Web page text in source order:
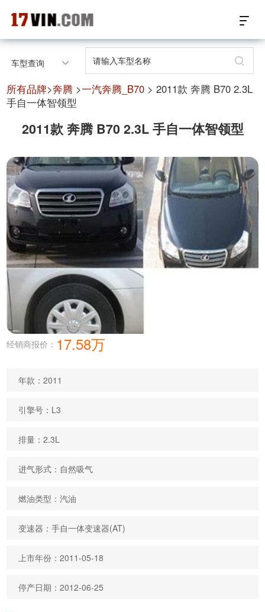
17VIN车架号查询首页
汽配数据开放接口
汽配产品电子目录
微信群智能客服
个性化私人定制
关于我们
车型查询
所有品牌>奔腾 >一汽奔腾_B70 > 2011款 奔腾 B70 2.3L
手自一体智领型
2011款 奔腾 B70 2.3L 手自一体智领型
经销商报价： 17.58万
年款：2011
引擎号：L3
排量：2.3L
进气形式：自然吸气
燃油类型：汽油
变速器：手自一体变速器(AT)
上市年份：2011-05-18
停产日期：2012-06-25